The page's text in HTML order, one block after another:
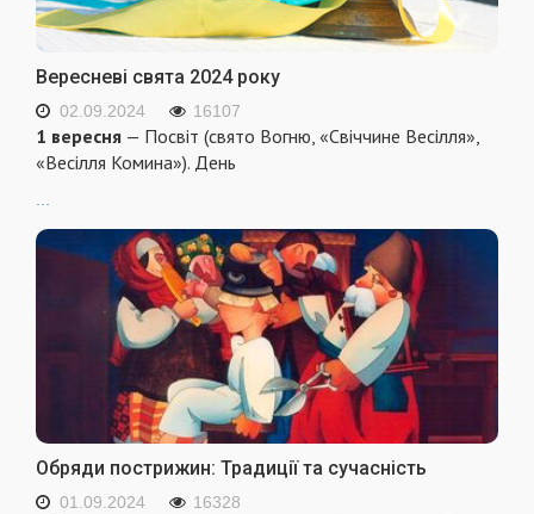
Вересневі свята 2024 року
02.09.2024 16107
1 вересня — Посвіт (свято Вогню, «Свіччине Весілля»,
«Весілля Комина»). День
Обряди пострижин: Традиції та сучасність
01.09.2024 16328